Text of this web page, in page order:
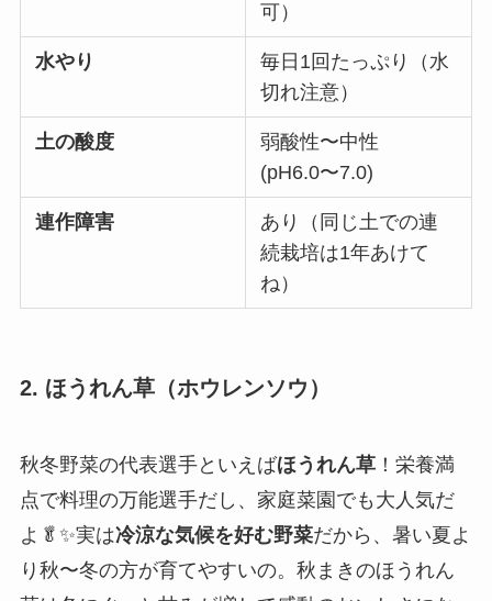
可）
水やり
毎日1回たっぷり（水
切れ注意）
土の酸度
弱酸性〜中性
(pH6.0〜7.0)
連作障害
あり（同じ土での連
続栽培は1年あけて
ね）
2. ほうれん草（ホウレンソウ）
秋冬野菜の代表選手といえばほうれん草！栄養満
点で料理の万能選手だし、家庭菜園でも大人気だ
よ🥬✨実は冷涼な気候を好む野菜だから、暑い夏よ
り秋〜冬の方が育てやすいの。秋まきのほうれん